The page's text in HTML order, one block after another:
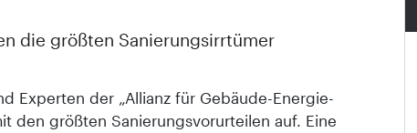
die größten Sanierungsirrtümer
Experten der „Allianz für Gebäude-Energie-
den größten Sanierungsvorurteilen auf. Eine